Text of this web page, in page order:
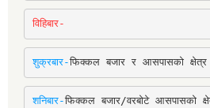
विहिबार-
शुक्रबार-फिक्कल बजार र आसपासको क्षेत्र
शनिबार-फिक्कल बजार/वरबोटे आसपासको